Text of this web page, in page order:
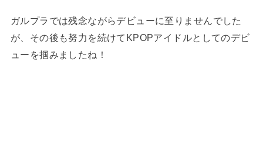
ガルプラでは残念ながらデビューに至りませんでした
が、その後も努力を続けてKPOPアイドルとしてのデビ
ューを掴みましたね！